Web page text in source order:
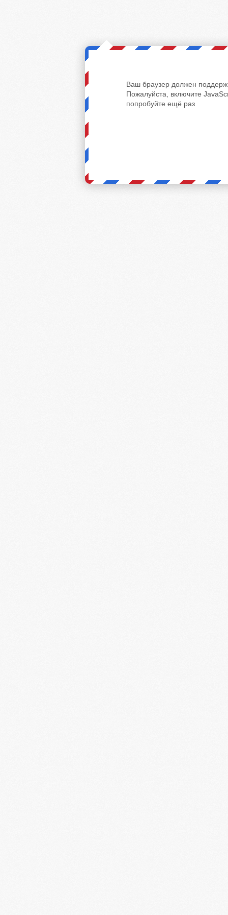
Ваш браузер должен
Пожалуйста, включите
попробуйте ещё раз